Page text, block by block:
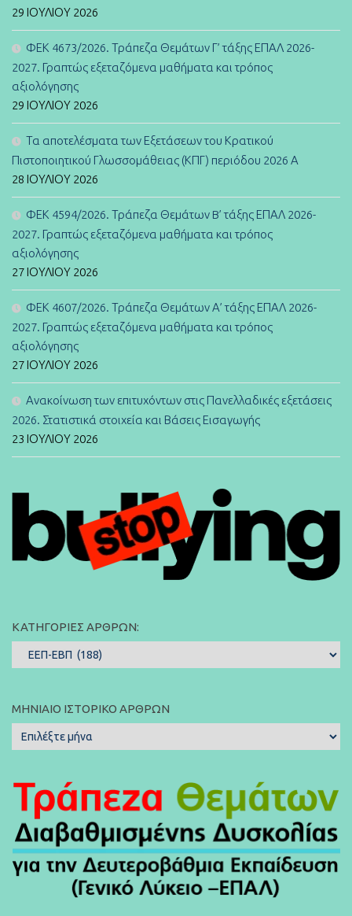
29 ΙΟΥΛΊΟΥ 2026
ΦΕΚ 4673/2026. Τράπεζα Θεμάτων Γ’ τάξης ΕΠΑΛ 2026-
2027. Γραπτώς εξεταζόμενα μαθήματα και τρόπος
αξιολόγησης
29 ΙΟΥΛΊΟΥ 2026
Τα αποτελέσματα των Εξετάσεων του Κρατικού
Πιστοποιητικού Γλωσσομάθειας (ΚΠΓ) περιόδου 2026 Α
28 ΙΟΥΛΊΟΥ 2026
ΦΕΚ 4594/2026. Τράπεζα Θεμάτων B’ τάξης ΕΠΑΛ 2026-
2027. Γραπτώς εξεταζόμενα μαθήματα και τρόπος
αξιολόγησης
27 ΙΟΥΛΊΟΥ 2026
ΦΕΚ 4607/2026. Τράπεζα Θεμάτων Α’ τάξης ΕΠΑΛ 2026-
2027. Γραπτώς εξεταζόμενα μαθήματα και τρόπος
αξιολόγησης
27 ΙΟΥΛΊΟΥ 2026
Ανακοίνωση των επιτυχόντων στις Πανελλαδικές εξετάσεις
2026. Στατιστικά στοιχεία και Βάσεις Εισαγωγής
23 ΙΟΥΛΊΟΥ 2026
ΚΑΤΗΓΟΡΊΕΣ ΆΡΘΡΩΝ:
Κατηγορίες
Άρθρων:
ΜΗΝΙΑΊΟ ΙΣΤΟΡΙΚΌ ΆΡΘΡΩΝ
Μηνιαίο
Ιστορικό